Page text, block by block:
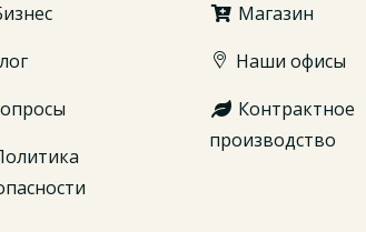
Магазин
Наши офисы
Контрактное
производство